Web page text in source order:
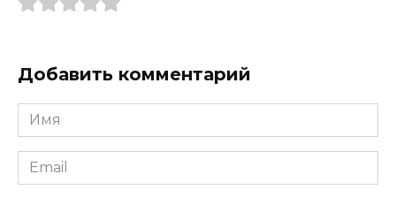
Добавить комментарий
Имя
*
Email
*